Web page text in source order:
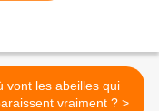
vont les abeilles qui
disparaissent vraiment ? >